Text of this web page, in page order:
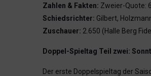
Zahlen & Fakten: Zweier-Quote:
Schiedsrichter: Gilbert,
Zuschauer: 2.650 (Halle Berg
Doppel-Spieltag Teil zwei:
Der erste Doppelspieltag der